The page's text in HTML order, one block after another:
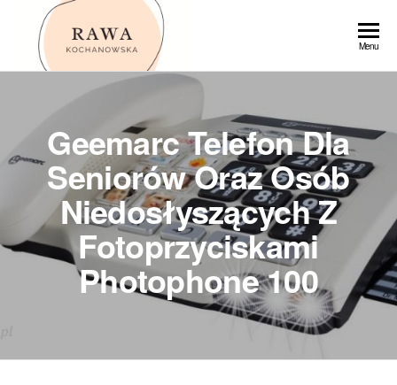
Przejdź
Menu
Geemarc Telefon Dla
Seniorów Oraz Osób
Niedosłyszących Z
Fotoprzyciskami
Photophone 100